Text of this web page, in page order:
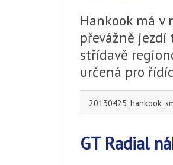
Hankook má v
převážně
střídavě
určená pro
GT Radial